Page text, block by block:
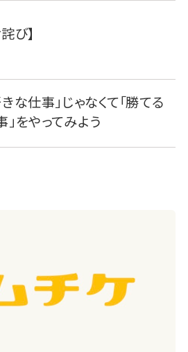
詫び】
きな仕事」じゃなくて「勝てる
」をやってみよう